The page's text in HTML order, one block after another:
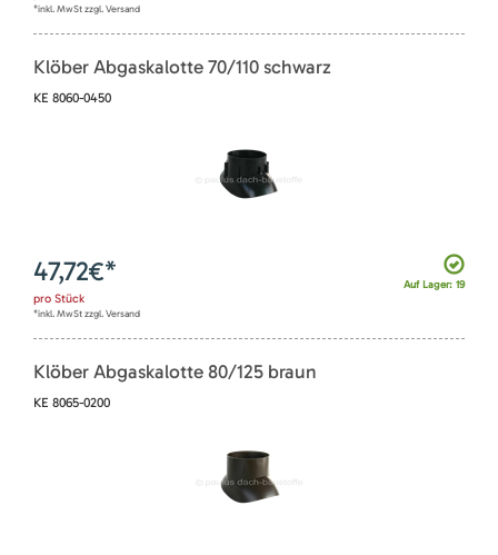
*inkl. MwSt zzgl. Versand
Klöber Abgaskalotte 70/110 schwarz
KE 8060-0450
Auf Lager: 19
47,72€*
pro Stück
*inkl. MwSt zzgl. Versand
Klöber Abgaskalotte 80/125 braun
KE 8065-0200